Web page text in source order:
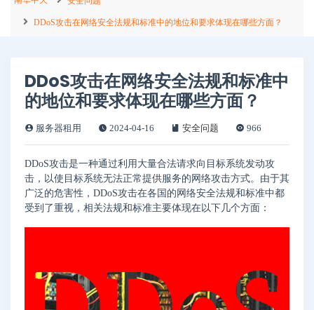
DDoS攻击在网络安全法规和标准中的地位和要求体现在哪些方面？
DDoS攻击在网络安全法规和标准中
的地位和要求体现在哪些方面？
服务器租用 2024-04-16 安全问题 966
DDoS攻击是一种通过利用大量合法请求向目标系统发动攻
击，以使目标系统无法正常提供服务的网络攻击方式。由于其
广泛的危害性，DDoS攻击在各国的网络安全法规和标准中都
受到了重视，相关法规和标准主要体现在以下几个方面：